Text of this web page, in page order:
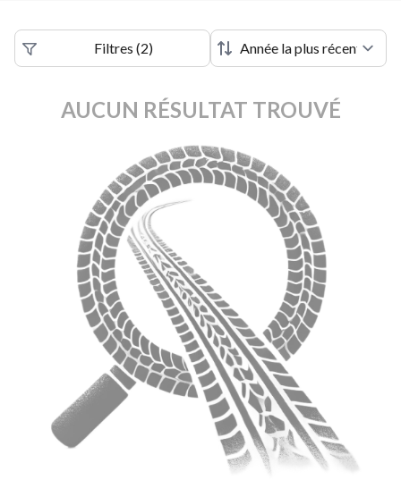
Filtres (2)
AUCUN RÉSULTAT TROUVÉ